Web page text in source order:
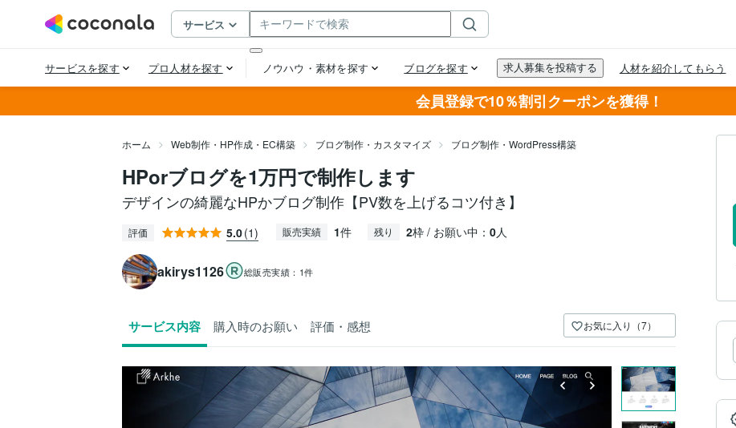
会員登録で10％割引クーポンを獲得！
ホーム Web制作・HP作成・EC構築 ブログ制作・カスタマイズ ブログ制作・WordPress構築
HPorブログを1万円で制作します
デザインの綺麗なHPかブログ制作【PV数を上げるコツ付き】
評価 5.0(1) 販売実績 1件 残り 2枠 / お願い中： 0人
akirys1126 総販売実績： 1件
サービス内容 購入時のお願い 評価・感想 お気に入り（7）